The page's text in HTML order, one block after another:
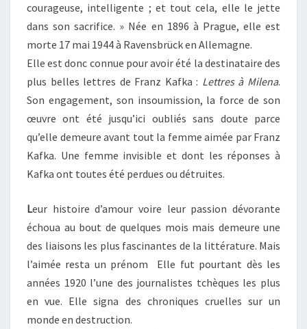
courageuse, intelligente ; et tout cela, elle le jette
dans son sacrifice. » Née en 1896 à Prague, elle est
morte 17 mai 1944 à Ravensbrück en Allemagne.
Elle est donc connue pour avoir été la destinataire des
plus belles lettres de Franz Kafka : Lettres à Milena.
Son engagement, son insoumission, la force de son
œuvre ont été jusqu’ici oubliés sans doute parce
qu’elle demeure avant tout la femme aimée par Franz
Kafka. Une femme invisible et dont les réponses à
Kafka ont toutes été perdues ou détruites.
Leur histoire d’amour voire leur passion dévorante
échoua au bout de quelques mois mais demeure une
des liaisons les plus fascinantes de la littérature. Mais
l’aimée resta un prénom Elle fut pourtant dès les
années 1920 l’une des journalistes tchèques les plus
en vue. Elle signa des chroniques cruelles sur un
monde en destruction.